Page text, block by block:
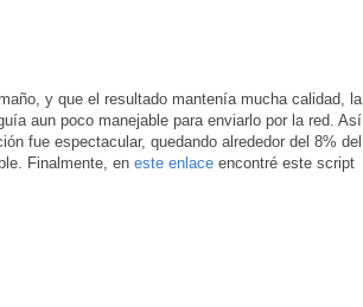
y que el resultado mantenía mucha calidad, la
aun poco manejable para enviarlo por la red. Así
fue espectacular, quedando alrededor del 8% del
Finalmente, en este enlace encontré este script